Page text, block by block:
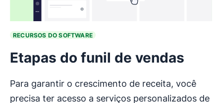
RECURSOS DO SOFTWARE
Etapas do funil de vendas
Para garantir o crescimento de receita, você
precisa ter acesso a serviços personalizados de